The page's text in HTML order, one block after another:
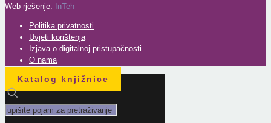
Web rješenje: InTeh
Politika privatnosti
Uvjeti korištenja
Izjava o digitalnoj pristupačnosti
O nama
Katalog knjižnice